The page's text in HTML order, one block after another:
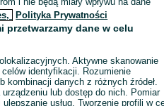
Wyświetlenia:
Polityka Prywatności
przetwarzamy dane w celu
Aktywne skanowanie
identyfikacji. Rozumienie
kombinacji danych z różnych źródeł.
lub dostęp do nich. Pomiar
usług. Tworzenie profili w